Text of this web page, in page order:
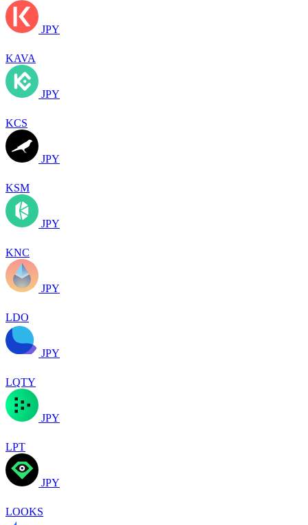
JPY
KAVA
JPY
KCS
JPY
KSM
JPY
KNC
JPY
LDO
JPY
LQTY
JPY
LPT
JPY
LOOKS